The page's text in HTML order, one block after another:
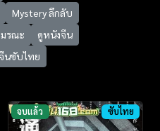
Mystery ลึกลับ
รณะ
ดูหนังจีน
นซับไทย
จบแล้ว ซับไทย